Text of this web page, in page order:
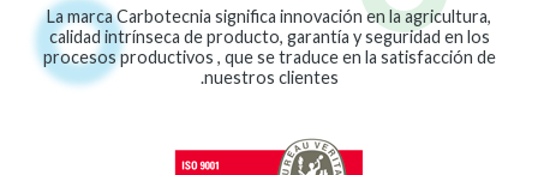
La marca Carbotecnia significa innovación en la agricultura,
calidad intrínseca de producto, garantía y seguridad en los
procesos productivos , que se traduce en la satisfacción de
nuestros clientes.